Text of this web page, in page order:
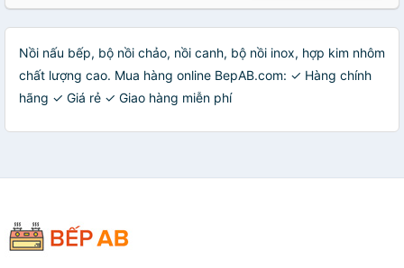
Nồi nấu bếp, bộ nồi chảo, nồi canh, bộ nồi inox, hợp kim nhôm
chất lượng cao. Mua hàng online BepAB.com: ✓ Hàng chính
hãng ✓ Giá rẻ ✓ Giao hàng miễn phí